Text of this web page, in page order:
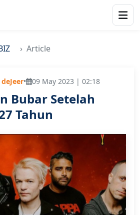
Article
deJeer• 09 May 2023 | 02:18
Bubar Setelah
Tahun